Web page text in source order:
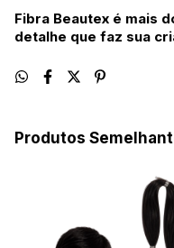
Fibra Beautex é mais
detalhe que faz sua
Produtos